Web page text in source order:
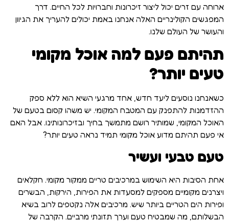
ארוחה עם זרים יכול ליצור זיכרונות וחברויות לכל החיים. דרך
המפגשים הקולינריים האלה אנחנו באמת יכולים להעריך את הגיוון
והעושר של העולם שלנו.
תהיתם פעם למה אוכל מקומי
טעים יותר?
כשאנחנו נוסעים ליעד חדש, אחד מרגעי השיא הוא ללא ספק
ההזדמנות להתפנק עם המטבח המקומי. יש משהו קסום בטעם של
האוכל המקומי, שמותיר רושם מתמשך בחיך ובזיכרונותינו. אבל האם
אי פעם תהיתם מדוע אוכל מקומי תמיד נראה טעים יותר?
טעם טבעי ועשיר
אחת הסיבות היא השימוש במרכיבים טריים ממקור מקומי. חקלאים
ויצרנים מקומיים מספקים למסעדות את הפירות, הירקות, הבשרים
ופירות הים הטריים ביותר שיש. מרכיבים אלה נקטפים לרוב בשיא
הבשלותם, מה שמבטיח טעם וערך תזונתי מרביים. הקרבה של